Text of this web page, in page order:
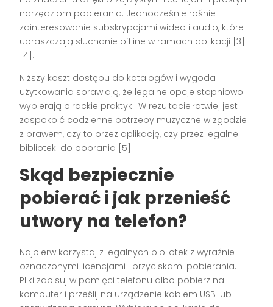
narzędziom pobierania. Jednocześnie rośnie
zainteresowanie subskrypcjami wideo i audio, które
upraszczają słuchanie offline w ramach aplikacji [3]
[4].
Niższy koszt dostępu do katalogów i wygoda
użytkowania sprawiają, że legalne opcje stopniowo
wypierają pirackie praktyki. W rezultacie łatwiej jest
zaspokoić codzienne potrzeby muzyczne w zgodzie
z prawem, czy to przez aplikację, czy przez legalne
biblioteki do pobrania [5].
Skąd bezpiecznie
pobierać i jak przenieść
utwory na telefon?
Najpierw korzystaj z legalnych bibliotek z wyraźnie
oznaczonymi licencjami i przyciskami pobierania.
Pliki zapisuj w pamięci telefonu albo pobierz na
komputer i prześlij na urządzenie kablem USB lub